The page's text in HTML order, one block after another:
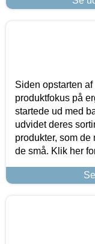
Siden opstarten
produktfokus på
startede ud med
udvidet deres
produkter, som de
de små. Klik her